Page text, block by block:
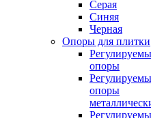
Серая
Синяя
Черная
Опоры для плитки
опоры
опоры